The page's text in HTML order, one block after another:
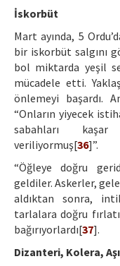
İskorbüt
Mart ayında, 5
bir iskorbüt salgını
bol miktarda yeşil
mücadele etti.
önlemeyi başardı.
“Onların yiyecek
sabahları
veriliyormuş[36]”.
“Öğleye doğru
geldiler. Askerler,
aldıktan sonra,
tarlalara doğru
bağırıyorlardı[37].
Dizanteri, Kolera, Aşı